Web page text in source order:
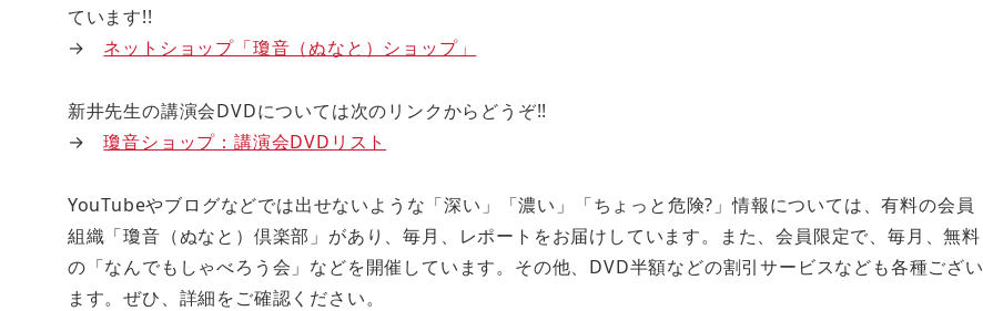
ています!!
→ ネットショップ「瓊音（ぬなと）ショップ」
新井先生の講演会DVDについては次のリンクからどうぞ!!
→瓊音ショップ：講演会DVDリスト
YouTubeやブログなどでは出せないような「深い」「濃い」「ちょっと危険?」情報については、有料の会員
組織「瓊音（ぬなと）倶楽部」があり、毎月、レポートをお届けしています。また、会員限定で、毎月、無料
の「なんでもしゃべろう会」などを開催しています。その他、DVD半額などの割引サービスなども各種ござい
ます。ぜひ、詳細をご確認ください。